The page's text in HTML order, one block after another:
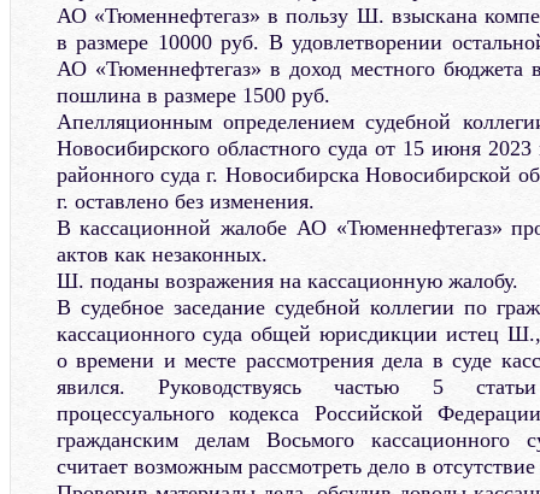
АО «Тюменнефтегаз» в пользу Ш. взыскана
в размере 10000 руб. В удовлетворении
АО «Тюменнефтегаз» в доход местного бюджета
пошлина в размере 1500 руб.
Апелляционным определением судебной
Новосибирского областного суда от 15 июня 2023
районного суда г. Новосибирска Новосибирской
г. оставлено без изменения.
В кассационной жалобе АО «Тюменнефтегаз»
актов как незаконных.
Ш. поданы возражения на кассационную жалобу.
В судебное заседание судебной коллегии по
кассационного суда общей юрисдикции истец
о времени и месте рассмотрения дела в суде
явился. Руководствуясь частью 5
процессуального кодекса Российской
гражданским делам Восьмого кассационного
считает возможным рассмотреть дело в